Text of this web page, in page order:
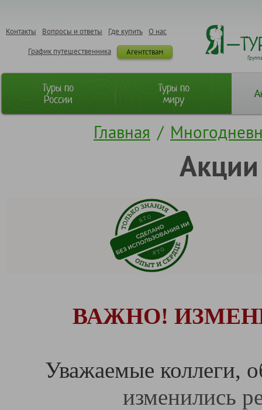
О нас
Где купить
Вопросы и ответы
Контакты
Агентствам
График путешественника
Туры по
России
Туры по
миру
Главная /
ВАЖНО!
Уважаемые коллеги,
изменились